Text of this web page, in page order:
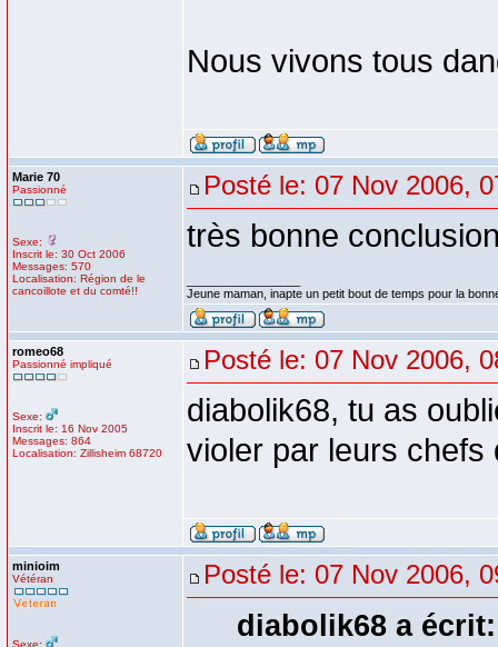
Nous vivons tous
Marie 70
Passionné
Sexe:
Inscrit le: 30 Oct 2006
Messages: 570
Localisation: Région de le
cancoillote et du comté!!
Posté le: 07 Nov 2006,
très bonne
Jeune maman, inapte un petit bout de temps pour la
romeo68
Passionné impliqué
Sexe:
Inscrit le: 16 Nov 2005
Messages: 864
Localisation: Zillisheim 68720
Posté le: 07 Nov 2006,
diabolik68, tu as
violer par leurs
minioim
Vétéran
Sexe:
Posté le: 07 Nov 2006,
diabolik68 a écrit: